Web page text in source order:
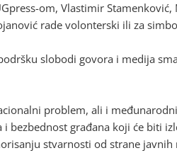
om, Vlastimir
rade volonterski ili za
slobodi govora i medija
problem, ali i
bezbednost građana koji će biti
stvarnosti od strane javnih